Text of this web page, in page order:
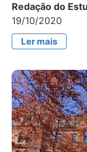
Redação do
19/10/2020
Ler mais